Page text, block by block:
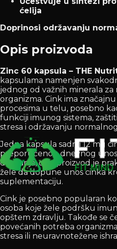
ćelija
Doprinosi održavanju
Opis proizvoda
Zinc 60 kapsula – THE
kapsulama namenjen
jednog od važnih minerala
organizma. Cink ima
procesima u telu, posebno
funkciji imunog sistema,
stresa i održavanju
Jedna kapsula sadrži 12 mg
preporučenog dnevnog
doziranja, ovaj proizvod je
žele da dopune unos cinka
suplementaciju.
Cink je posebno popularan
osoba koje žele podršku
opštem zdravlju. Takođe se
povećanih potreba
stresa ili neuravnotežene